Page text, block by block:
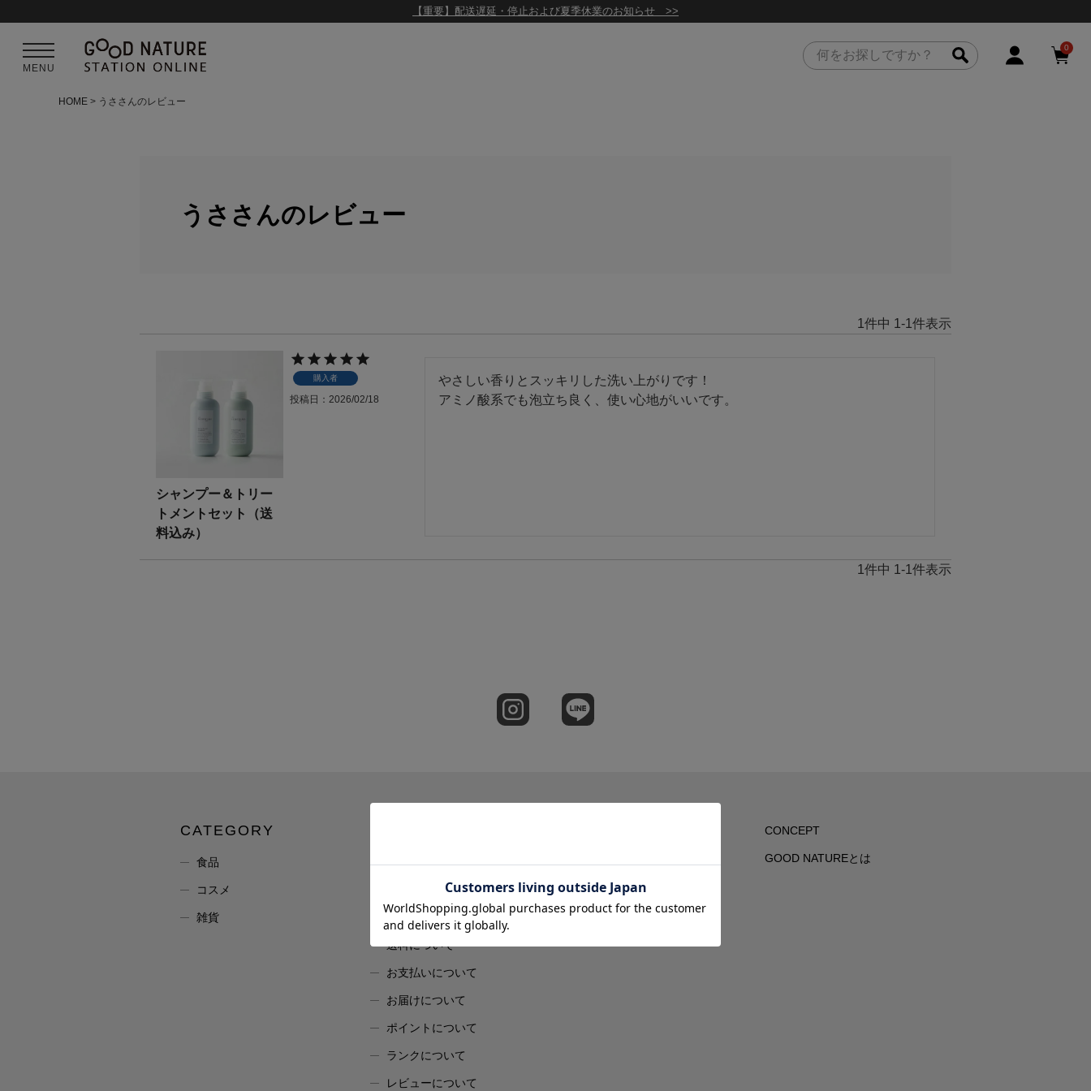
【重要】配送遅延・停止および夏季休業のお知らせ >>
MENU
0
HOME うささんのレビュー
うささんのレビュー
1 件中 1 -1 件表示
シャンプー＆トリー
トメントセット（送
料込み）
購入者
投稿日 2026/02/18
やさしい香りとスッキリした洗い上がりです！
アミノ酸系でも泡立ち良く、使い心地がいいです。
1 件中 1 -1 件表示
CATEGORY
食品
コスメ
雑貨
初めての方へ
お買い物ガイド
ご注文について
送料について
お支払いについて
お届けについて
ポイントについて
ランクについて
レビューについて
メルマガ会員登録
よくあるご質問
お問い合わせ
CONCEPT
GOOD NATUREとは